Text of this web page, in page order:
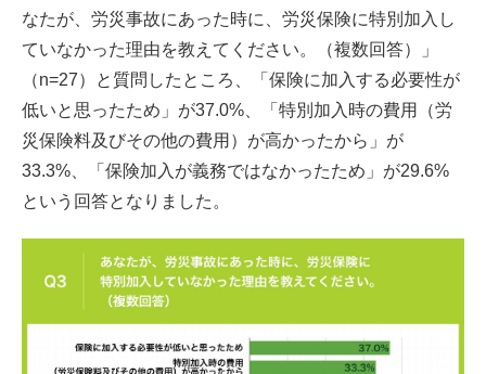
なたが、労災事故にあった時に、労災保険に特別加入し
ていなかった理由を教えてください。（複数回答）」
（n=27）と質問したところ、「保険に加入する必要性が
低いと思ったため」が37.0%、「特別加入時の費用（労
災保険料及びその他の費用）が高かったから」が
33.3%、「保険加入が義務ではなかったため」が29.6%
という回答となりました。